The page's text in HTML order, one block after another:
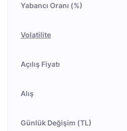
Yabancı Oranı (%)
Volatilite
Açılış Fiyatı
Alış
Günlük Değişim (TL)